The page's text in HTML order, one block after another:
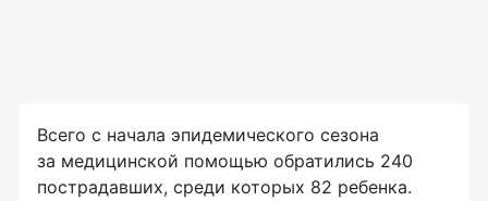
Всего с начала эпидемического сезона
за медицинской помощью обратились 240
пострадавших, среди которых 82 ребенка.